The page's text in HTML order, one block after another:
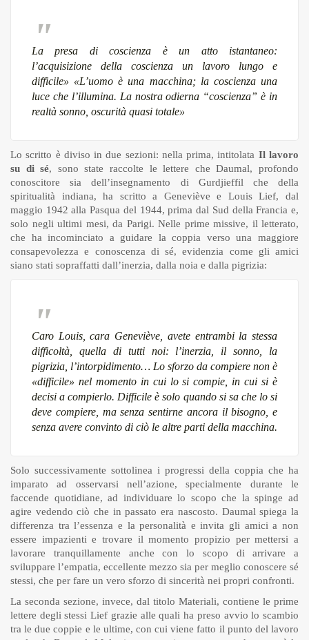
La presa di coscienza è un atto istantaneo:
l’acquisizione della coscienza un lavoro lungo e
difficile» «L’uomo è una macchina; la coscienza una
luce che l’illumina. La nostra odierna “coscienza” è in
realtà sonno, oscurità quasi totale»
Lo scritto è diviso in due sezioni: nella prima, intitolata Il lavoro
su di sé, sono state raccolte le lettere che Daumal, profondo
conoscitore sia dell’insegnamento di Gurdjieffil che della
spiritualità indiana, ha scritto a Geneviève e Louis Lief, dal
maggio 1942 alla Pasqua del 1944, prima dal Sud della Francia e,
solo negli ultimi mesi, da Parigi. Nelle prime missive, il letterato,
che ha incominciato a guidare la coppia verso una maggiore
consapevolezza e conoscenza di sé, evidenzia come gli amici
siano stati sopraffatti dall’inerzia, dalla noia e dalla pigrizia:
Caro Louis, cara Geneviève, avete entrambi la stessa
difficoltà, quella di tutti noi: l’inerzia, il sonno, la
pigrizia, l’intorpidimento… Lo sforzo da compiere non è
«difficile» nel momento in cui lo si compie, in cui si è
decisi a compierlo. Difficile è solo quando si sa che lo si
deve compiere, ma senza sentirne ancora il bisogno, e
senza avere convinto di ciò le altre parti della macchina.
Solo successivamente sottolinea i progressi della coppia che ha
imparato ad osservarsi nell’azione, specialmente durante le
faccende quotidiane, ad individuare lo scopo che la spinge ad
agire vedendo ciò che in passato era nascosto. Daumal spiega la
differenza tra l’essenza e la personalità e invita gli amici a non
essere impazienti e trovare il momento propizio per mettersi a
lavorare tranquillamente anche con lo scopo di arrivare a
sviluppare l’empatia, eccellente mezzo sia per meglio conoscere sé
stessi, che per fare un vero sforzo di sincerità nei propri confronti.
La seconda sezione, invece, dal titolo Materiali, contiene le prime
lettere degli stessi Lief grazie alle quali ha preso avvio lo scambio
tra le due coppie e le ultime, con cui viene fatto il punto del lavoro